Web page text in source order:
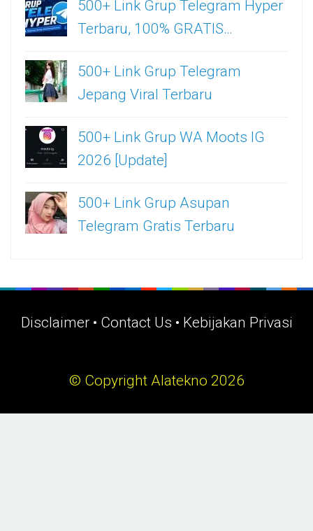
500+ Link Grup Telegram Hyper
Terbaru, 100% GRATIS…
500+ Link Grup Telegram
Jepang Viral Terbaru
500+ Link Grup WA Moots IG
2026 [Update]
500+ Link Grup Asupan
Telegram Gratis Terbaru
Disclaimer• Contact Us • Kebijakan Privasi
© Copyright Alatekno 2026